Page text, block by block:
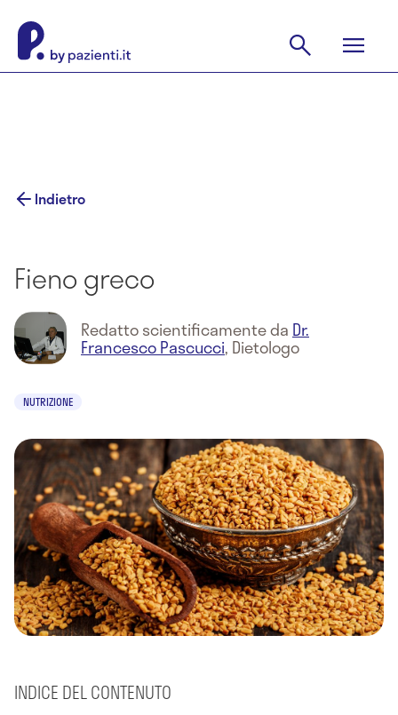
Indietro
Fieno greco
Redatto scientificamente da Dr.
Francesco Pascucci, Dietologo
NUTRIZIONE
INDICE DEL CONTENUTO